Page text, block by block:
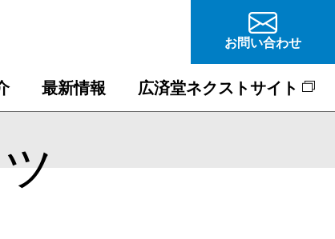
お問い合わせ
最新情報 広済堂ネクストサイト